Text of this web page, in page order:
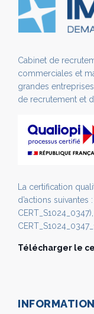
Cabinet de
commerciales et
grandes
de recrutement et
La certification
d’actions
Télécharger le